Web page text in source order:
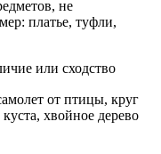
не
платье, туфли,
или сходство
от птицы, круг
хвойное дерево